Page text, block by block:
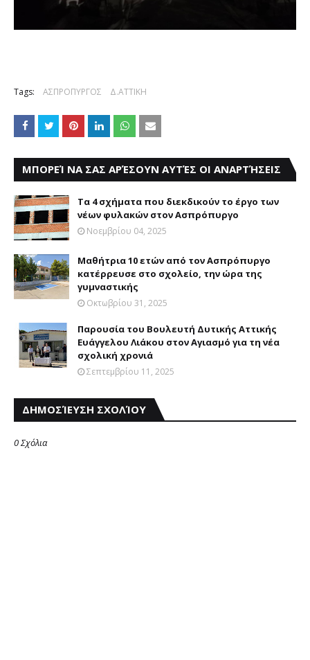
Tags: ΑΣΠΡΟΠΥΡΓΟΣ Δ.ΑΤΤΙΚΗ
ΜΠΟΡΕΊ ΝΑ ΣΑΣ ΑΡΈΣΟΥΝ ΑΥΤΈΣ ΟΙ ΑΝΑΡΤΉΣΕΙΣ
Τα 4 σχήματα που διεκδικούν το έργο των
νέων φυλακών στον Ασπρόπυργο
Νοεμβρίου 04, 2025
Μαθήτρια 10 ετών από τον Ασπρόπυργο
κατέρρευσε στο σχολείο, την ώρα της
γυμναστικής
Οκτωβρίου 31, 2025
Παρουσία του Βουλευτή Δυτικής Αττικής
Ευάγγελου Λιάκου στον Αγιασμό για τη νέα
σχολική χρονιά
Σεπτεμβρίου 11, 2025
ΔΗΜΟΣΊΕΥΣΗ ΣΧΟΛΊΟΥ
0 Σχόλια